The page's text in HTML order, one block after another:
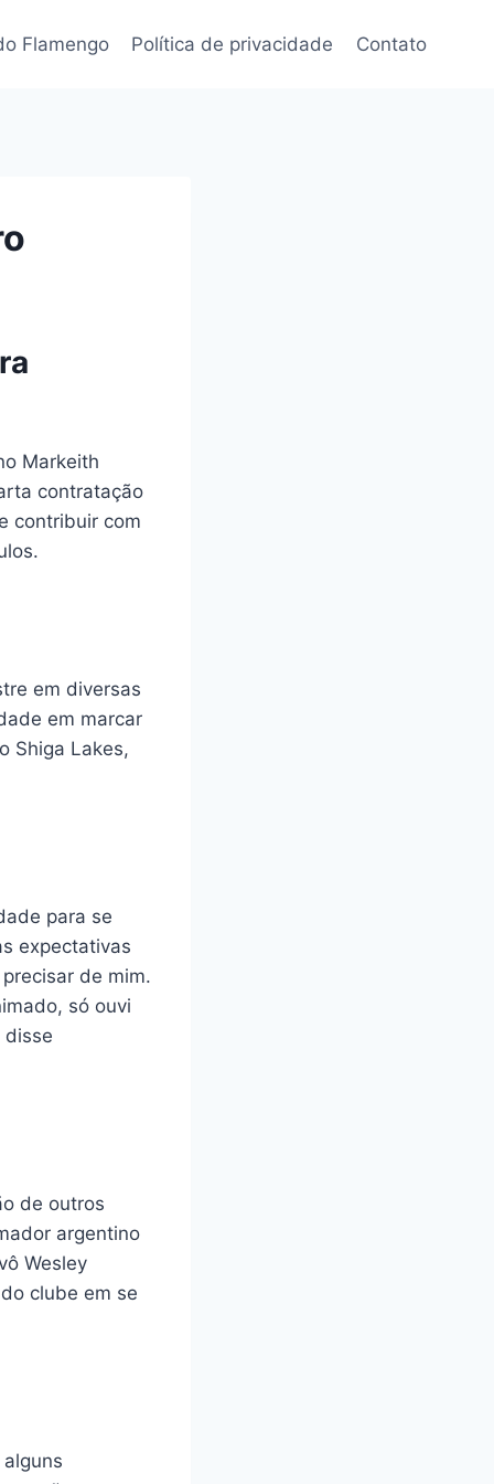
Flamengo Política de privacidade Contato
Markeith
contratação
contribuir com
em diversas
em marcar
Shiga Lakes,
para se
expectativas
de mim.
só ouvi
disse
de outros
argentino
Wesley
clube em se